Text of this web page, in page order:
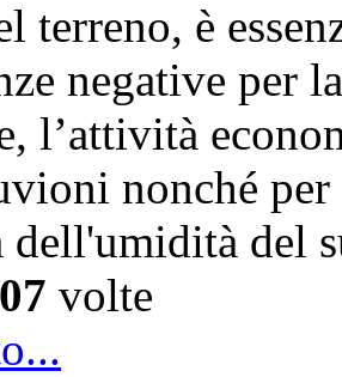
terreno, è
negative per
l’attività
nonché
dell'umidità del
volte